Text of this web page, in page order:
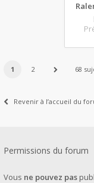
1 2 68
Revenir à l’accueil du
Permissions du forum
Vous ne pouvez pas